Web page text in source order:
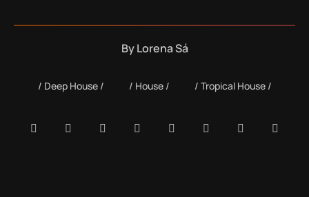
ByLorena Sá
Deep House House Tropical House